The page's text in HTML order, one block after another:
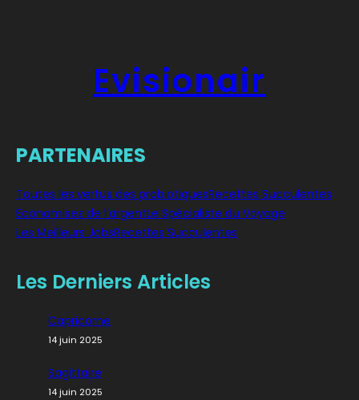
Evisionair
PARTENAIRES
Toutes les vertus des probiotiquesRecettes Succulentes
Economisez de l’argentLe Spécialiste du Voyage
Les Meilleurs JobsRecettes Succulentes
Les Derniers Articles
Capricorne
14 juin 2025
Sagittaire
14 juin 2025